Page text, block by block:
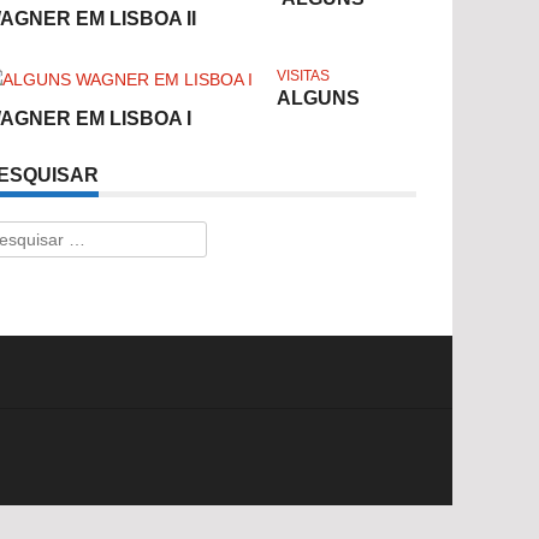
EM LISBOA II
VISITAS
ALGUNS
EM LISBOA I